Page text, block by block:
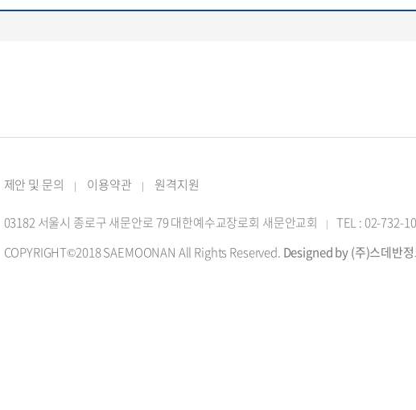
제안 및 문의 | 이용약관 | 원격지원
03182 서울시 종로구 새문안로 79 대한예수교장로회 새문안교회 | TEL : 02-732-
COPYRIGHT©2018 SAEMOONAN All Rights Reserved. Designed by (주)스데반